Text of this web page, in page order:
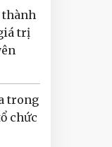
thành
trị
trong
chức